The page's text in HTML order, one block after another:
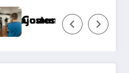
Públicos em 2026: Os